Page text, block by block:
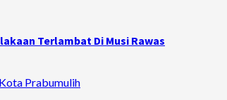
Terlambat Di Musi Rawas
Prabumulih